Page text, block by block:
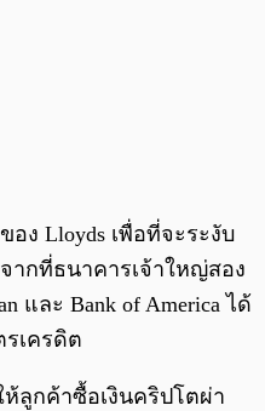
ง Lloyds เพื่อที่จะระงับ
ากที่ธนาคารเจ้าใหญ่สอง
และ Bank of America ได้
เครดิต
ห้ลูกค้าซื้อเงินคริปโตผ่า